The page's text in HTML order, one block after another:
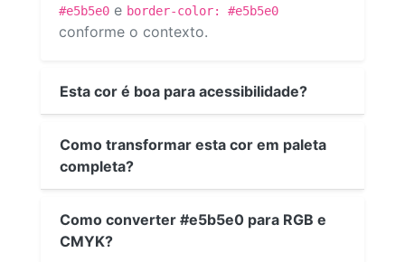
#e5b5e0 e border-color: #e5b5e0
conforme o contexto.
Esta cor é boa para acessibilidade?
Como transformar esta cor em paleta
completa?
Como converter #e5b5e0 para RGB e
CMYK?